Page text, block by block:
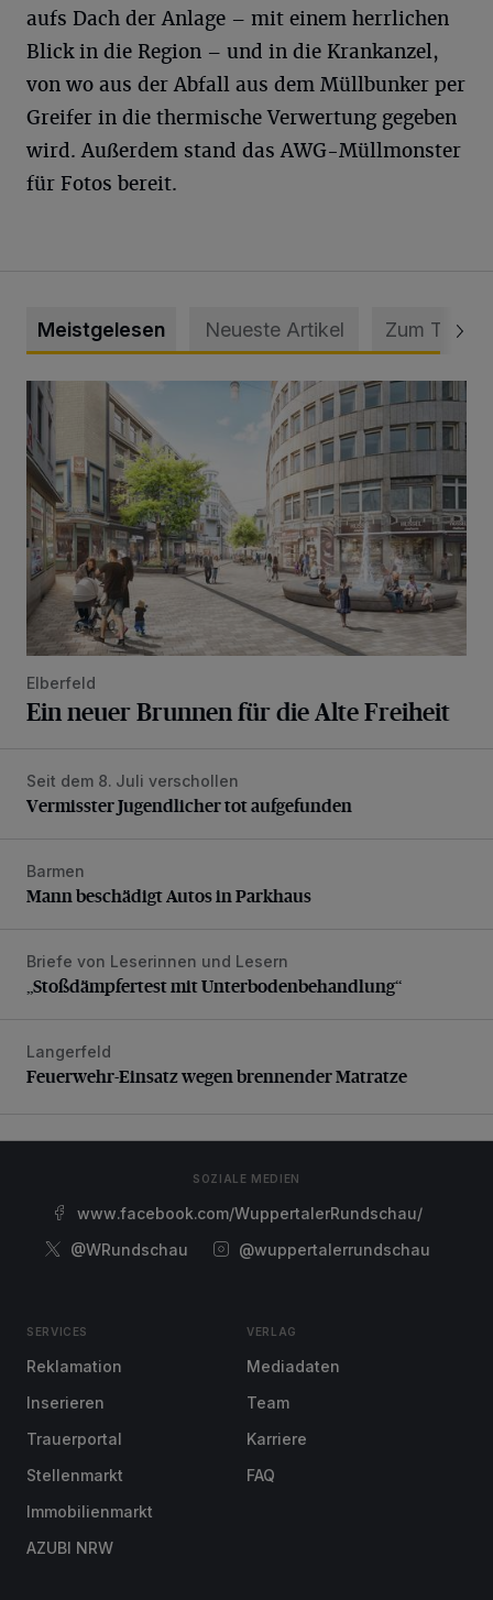
aufs Dach der Anlage – mit einem herrlichen
Blick in die Region – und in die Krankanzel,
von wo aus der Abfall aus dem Müllbunker per
Greifer in die thermische Verwertung gegeben
wird. Außerdem stand das AWG-Müllmonster
für Fotos bereit.
Meistgelesen Neueste Artikel Zum Thema
Ein neuer Brunnen für die Alte Freiheit
Elberfeld
Ein neuer Brunnen für die Alte Freiheit
Vermisster Jugendlicher tot aufgefunden
Seit dem 8. Juli verschollen
Vermisster Jugendlicher tot aufgefunden
Mann beschädigt Autos in Parkhaus
Barmen
Mann beschädigt Autos in Parkhaus
„Stoßdämpfertest mit Unterbodenbehandlung“
Briefe von Leserinnen und Lesern
„Stoßdämpfertest mit Unterbodenbehandlung“
Feuerwehr-Einsatz wegen brennender Matratze
Langerfeld
Feuerwehr-Einsatz wegen brennender Matratze
SOZIALE MEDIEN
www.facebook.com/WuppertalerRundschau/
@WRundschau
@wuppertalerrundschau
SERVICES
Reklamation
Inserieren
Trauerportal
Stellenmarkt
Immobilienmarkt
AZUBI NRW
VERLAG
Mediadaten
Team
Karriere
FAQ